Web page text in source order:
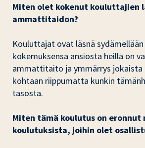
Miten olet kokenut kouluttajien
ammattitaidon?
Kouluttajat ovat läsnä
kokemuksensa ansiosta heillä on
ammattitaito ja ymmärrys jokaista
kohtaan riippumatta kunkin
tasosta.
Miten tämä koulutus on eronnut
koulutuksista, joihin olet